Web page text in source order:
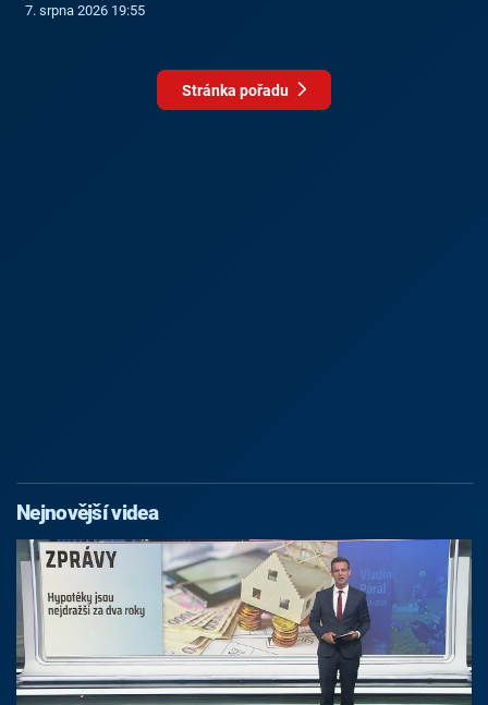
7. srpna 2026 19:55
Stránka pořadu
Nejnovější videa